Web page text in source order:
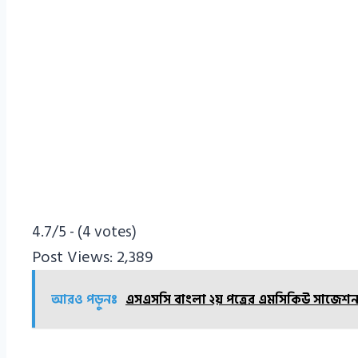
4.7/5 - (4 votes)
Post Views: 2,389
আরও পড়ুনঃ এসএসসি বাংলা ২য় পত্রের এমসিকিউ সাজেশন